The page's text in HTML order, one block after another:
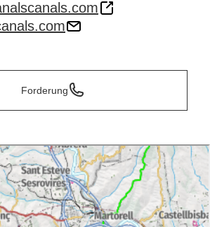
beinhalten die
eines Önologen, der in
Forderung